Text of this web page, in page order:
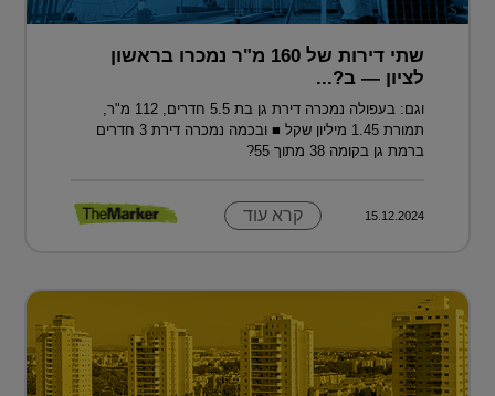
שתי דירות של 160 מ"ר נמכרו בראשון
לציון — ב?...
וגם: בעפולה נמכרה דירת גן בת 5.5 חדרים, 112 מ"ר,
תמורת 1.45 מיליון שקל ■ ובכמה נמכרה דירת 3 חדרים
ברמת גן בקומה 38 מתוך 55?
15.12.2024 קרא עוד